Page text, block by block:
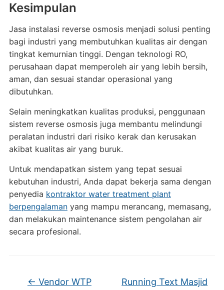
Kesimpulan
Jasa instalasi reverse osmosis menjadi solusi penting
bagi industri yang membutuhkan kualitas air dengan
tingkat kemurnian tinggi. Dengan teknologi RO,
perusahaan dapat memperoleh air yang lebih bersih,
aman, dan sesuai standar operasional yang
dibutuhkan.
Selain meningkatkan kualitas produksi, penggunaan
sistem reverse osmosis juga membantu melindungi
peralatan industri dari risiko kerak dan kerusakan
akibat kualitas air yang buruk.
Untuk mendapatkan sistem yang tepat sesuai
kebutuhan industri, Anda dapat bekerja sama dengan
penyedia kontraktor water treatment plant
berpengalamanyang mampu merancang, memasang,
dan melakukan maintenance sistem pengolahan air
secara profesional.
← Vendor WTP
Running Text Masjid